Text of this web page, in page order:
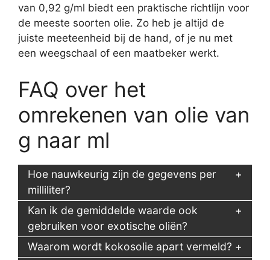
van 0,92 g/ml biedt een praktische richtlijn voor
de meeste soorten olie. Zo heb je altijd de
juiste meeteenheid bij de hand, of je nu met
een weegschaal of een maatbeker werkt.
FAQ over het
omrekenen van olie van
g naar ml
Hoe nauwkeurig zijn de gegevens per
milliliter?
Kan ik de gemiddelde waarde ook
gebruiken voor exotische oliën?
Waarom wordt kokosolie apart vermeld?